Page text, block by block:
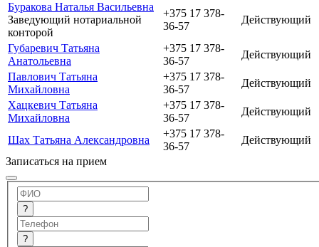
Буракова Наталья Васильевна
Заведующий нотариальной
конторой
+375 17 378-
36-57
Действующий
Губаревич Татьяна
Анатольевна
+375 17 378-
36-57
Действующий
Павлович Татьяна
Михайловна
+375 17 378-
36-57
Действующий
Хацкевич Татьяна
Михайловна
+375 17 378-
36-57
Действующий
Шах Татьяна Александровна
+375 17 378-
36-57
Действующий
Записаться на прием
?
?